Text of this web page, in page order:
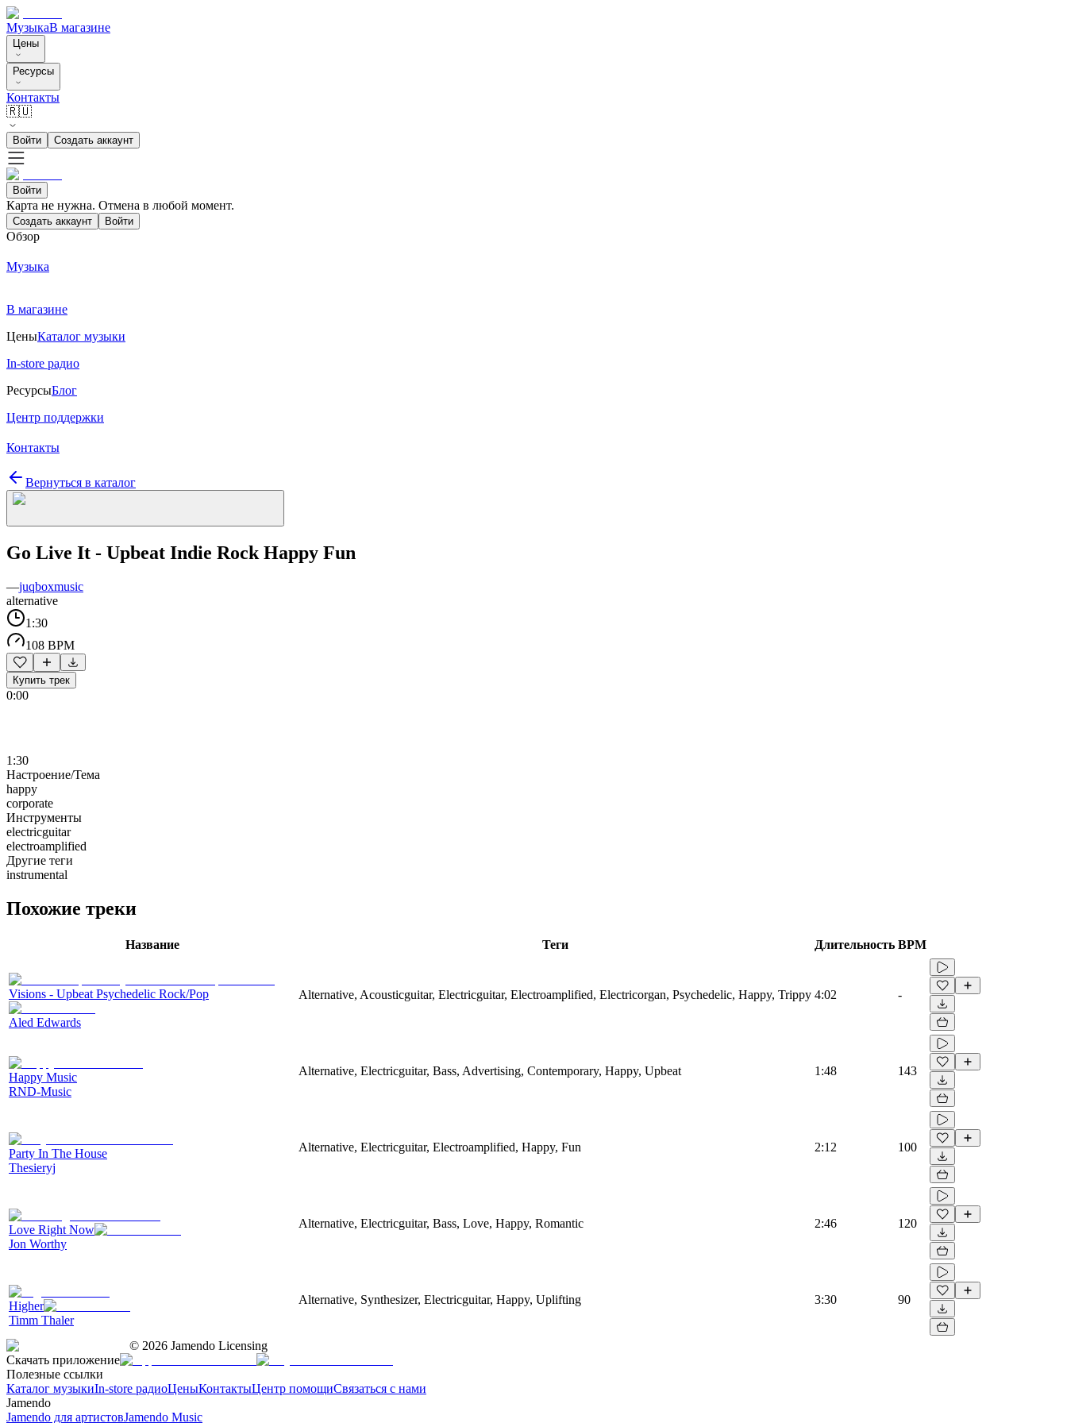
МузыкаВ магазине
Цены
Ресурсы
Контакты
🇷🇺
Войти Создать аккаунт
Войти
Карта не нужна. Отмена в любой момент.
Создать аккаунт Войти
Обзор
Музыка
В магазине
ЦеныКаталог музыки
In-store радио
РесурсыБлог
Центр поддержки
Контакты
Вернуться в каталог
Go Live It - Upbeat Indie Rock Happy Fun
—juqboxmusic
alternative
1:30
108 BPM
Купить трек
0:00
1:30
Настроение/Тема
happy
corporate
Инструменты
electricguitar
electroamplified
Другие теги
instrumental
Похожие треки
Название Теги Длительность BPM
Visions - Upbeat Psychedelic Rock/Pop
Aled Edwards
Alternative, Acousticguitar, Electricguitar, Electroamplified, Electricorgan, Psychedelic, Happy, Trippy 4:02 -
Happy Music
RND-Music
Alternative, Electricguitar, Bass, Advertising, Contemporary, Happy, Upbeat 1:48 143
Party In The House
Thesieryj
Alternative, Electricguitar, Electroamplified, Happy, Fun 2:12 100
Love Right Now
Jon Worthy
Alternative, Electricguitar, Bass, Love, Happy, Romantic 2:46 120
Higher
Timm Thaler
Alternative, Synthesizer, Electricguitar, Happy, Uplifting 3:30 90
© 2026 Jamendo Licensing
Скачать приложение
Полезные ссылки
Каталог музыкиIn-store радиоЦеныКонтактыЦентр помощиСвязаться с нами
Jamendo
Jamendo для артистовJamendo Music